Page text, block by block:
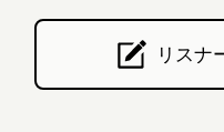
リスナ